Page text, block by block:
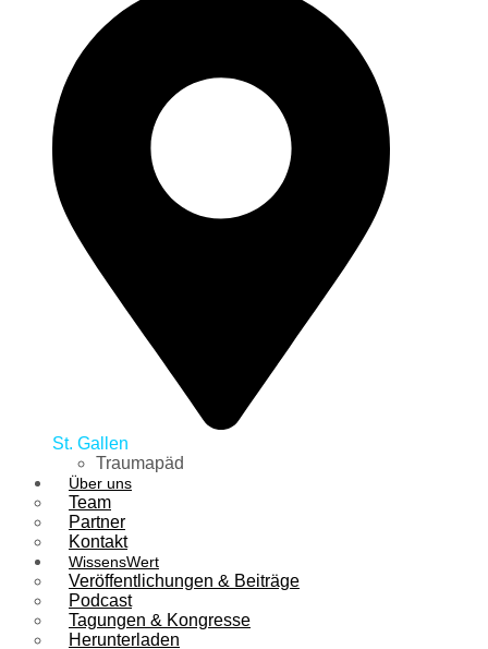
St. Gallen
Traumapäd
Über uns
Team
Partner
Kontakt
WissensWert
Veröffentlichungen & Beiträge
Podcast
Tagungen & Kongresse
Herunterladen